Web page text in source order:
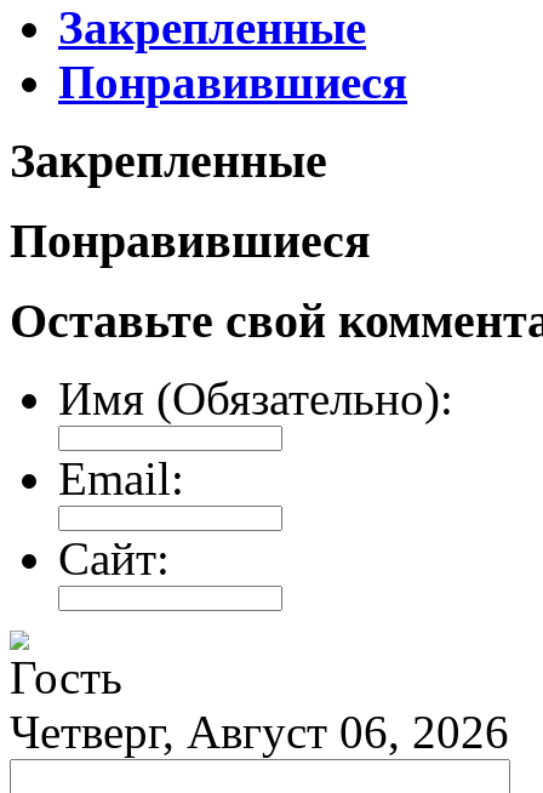
Закрепленные
Понравившиеся
Закрепленные
Понравившиеся
Оставьте свой
Имя (Обязательно):
Email:
Сайт:
Гость
Четверг, Август 06, 2026